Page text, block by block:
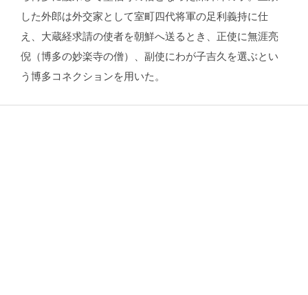
した外郎は外交家として室町四代将軍の足利義持に仕
え、大蔵経求請の使者を朝鮮へ送るとき、正使に無涯亮
倪（博多の妙楽寺の僧）、副使にわが子吉久を選ぶとい
う博多コネクションを用いた。